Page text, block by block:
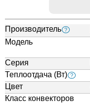
Производитель ?
Модель
Серия
Теплоотдача (Вт) ?
Цвет
Класс конвекторов